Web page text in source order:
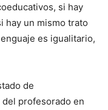
si hay
hay un mismo trato
es igualitario,
de
profesorado en